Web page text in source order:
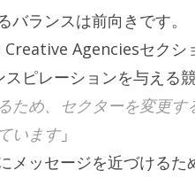
バランスは前向きです。
Creative Agenciesセクシ
ピレーションを与える
ため、セクターを変更
います」
メッセージを近づける